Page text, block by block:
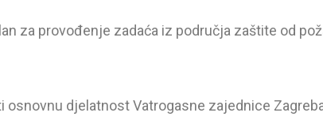
za provođenje zadaća iz područja zaštite od
djelatnost Vatrogasne zajednice